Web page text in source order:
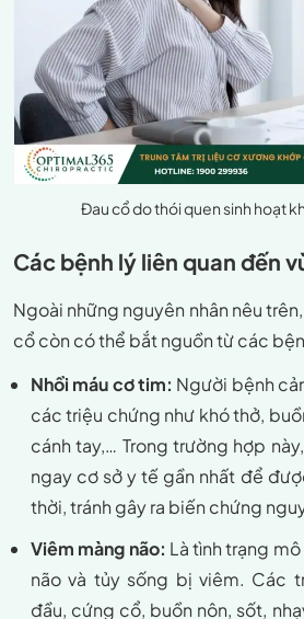
Đau cổ do thói quen sinh hoạt
Các bệnh lý liên quan đến
Ngoài những nguyên nhân nêu
cổ còn có thể bắt nguồn từ các
Nhồi máu cơ tim: Người bệnh
các triệu chứng như khó thở,
cánh tay,… Trong trường hợp
ngay cơ sở y tế gần nhất để
thời, tránh gây ra biến chứng
Viêm màng não: Là tình trạng
não và tủy sống bị viêm. Các
đầu, cứng cổ, buồn nôn, sốt,